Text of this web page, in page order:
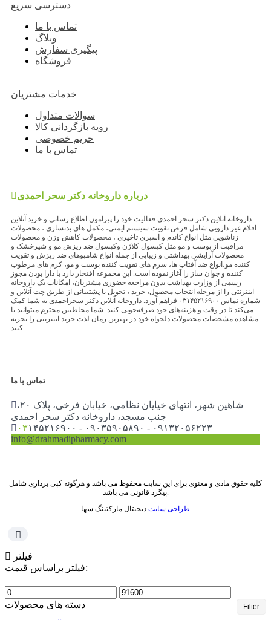
دسترسی سریع
تماس با ما
وبلاگ
پیگیری سفارش
فروشگاه
خدمات مشتریان
سوالات متداول
رویه بازگردانی کالا
حریم خصوصی
تماس با ما
درباره داروخانه دکتر سحر احمدی
داروخانه آنلاین دکتر سحر احمدی فعالیت خود را پیرامون اطلاع رسانی و خرید آنلاین
اقلام غیر دارویی شامل قرص تقویت سیستم ایمنی، مکمل های بدنسازی ، محصولات
زناشویی مثل انواع کاندم و اسپری تاخیری ، محصولات کاهش وزن و محصولات
مراقبت از پوست و مو مثل کپسول کلاژن وکپسول ضد ریزش مو و شیرخشک و
محصولات آرایشی بهداشتی و زیبایی از جمله انواع شامپوهای ضد ریزش و تقویت
کننده مو،انواع ضد آفتاب ها، سرم های تقویت کننده پوست و مو، کرم های مرطوب
کننده و جوان ساز را آغاز نموده است. این مجموعه افتخار دارد با دارا بودن مجوز
رسمی از وزارت بهداشت بدون مراجعه حضوری مشتریان، امکانات یک داروخانه
اینترنتی را از مرحله انتخاب محصول، خرید ، تحویل با پشتیبانی از طریق چت آنلاین و
شماره تماس ۰۳۱۴۵۲۱۶۹۰۰ فراهم آورد. داروخانه آنلاین دکتر سحراحمدی به شما کمک
می‌کند تا در وقت و هزینه‌های خود صرفه‌جویی کنید. شما مخاطبین محترم میتوانید با
مشاهده مشخصات محصولات دلخواه خود در بهترین زمان لذت خرید اینترنتی را تجربه
تماس با ما
شاهین شهر، انتهای خیایان نظامی، خیابان فرخی، پلاک ۲۰،
جنب مسجد، داروخانه دکتر سحر احمدی
۰۳۱۴۵۲۱۶۹۰۰ - ۰۹۰۳۵۹۰۵۸۹۰ - ۰۹۱۳۲۰۵۶۲۲۳
info@drahmadipharmacy.com
کلیه حقوق مادی و معنوی برای این سایت محفوظ می باشد و هرگونه کپی برداری شامل
پیگرد قانونی می باشد.
طراحی سایت دیجیتال مارکتینگ سها
فیلتر
فیلتر براساس قیمت:
Min
price
Max
price
Filter دسته های محصولات